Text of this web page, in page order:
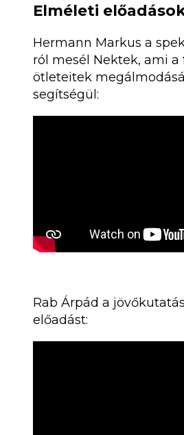
Elméleti
Hermann Markus a
ról mesél Nektek, ami
ötleteitek
segítségül:
Rab Árpád a
előadást: